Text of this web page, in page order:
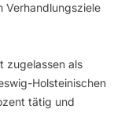
Verhandlungsziele
zugelassen als
Holsteinischen
tätig und